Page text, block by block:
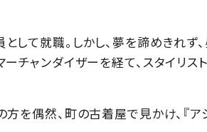
して就職。しかし、夢を諦めきれず
ーチャンダイザーを経て、スタイリ
を偶然、町の古着屋で見かけ、『ア